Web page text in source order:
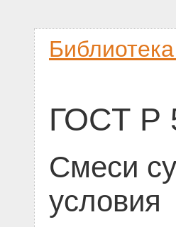
ГОСТ Р
Смеси
условия